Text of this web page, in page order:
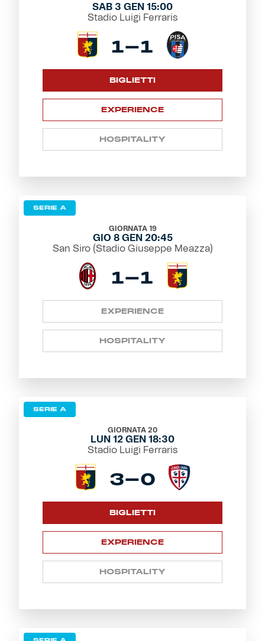
SAB 3 GEN 15:00
Stadio Luigi Ferraris
1-1
BIGLIETTI
EXPERIENCE
HOSPITALITY
SERIE A
GIORNATA 19
GIO 8 GEN 20:45
San Siro (Stadio Giuseppe Meazza)
1-1
EXPERIENCE
HOSPITALITY
SERIE A
GIORNATA 20
LUN 12 GEN 18:30
Stadio Luigi Ferraris
3-0
BIGLIETTI
EXPERIENCE
HOSPITALITY